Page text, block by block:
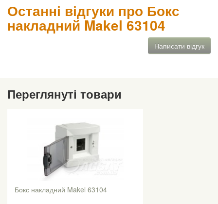
Останні відгуки про Бокс
накладний Makel 63104
Написати відгук
Переглянуті товари
Бокс накладний Makel 63104